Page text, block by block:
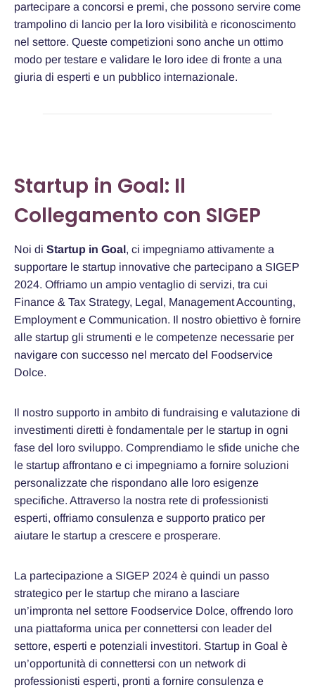
partecipare a concorsi e premi, che possono servire come
trampolino di lancio per la loro visibilità e riconoscimento
nel settore. Queste competizioni sono anche un ottimo
modo per testare e validare le loro idee di fronte a una
giuria di esperti e un pubblico internazionale.
Startup in Goal: Il
Collegamento con SIGEP
Noi di Startup in Goal, ci impegniamo attivamente a
supportare le startup innovative che partecipano a SIGEP
2024. Offriamo un ampio ventaglio di servizi, tra cui
Finance & Tax Strategy, Legal, Management Accounting,
Employment e Communication. Il nostro obiettivo è fornire
alle startup gli strumenti e le competenze necessarie per
navigare con successo nel mercato del Foodservice
Dolce.
Il nostro supporto in ambito di fundraising e valutazione di
investimenti diretti è fondamentale per le startup in ogni
fase del loro sviluppo. Comprendiamo le sfide uniche che
le startup affrontano e ci impegniamo a fornire soluzioni
personalizzate che rispondano alle loro esigenze
specifiche. Attraverso la nostra rete di professionisti
esperti, offriamo consulenza e supporto pratico per
aiutare le startup a crescere e prosperare.
La partecipazione a SIGEP 2024 è quindi un passo
strategico per le startup che mirano a lasciare
un’impronta nel settore Foodservice Dolce, offrendo loro
una piattaforma unica per connettersi con leader del
settore, esperti e potenziali investitori. Startup in Goal è
un’opportunità di connettersi con un network di
professionisti esperti, pronti a fornire consulenza e